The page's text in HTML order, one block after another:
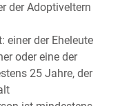
der Adoptiveltern
einer der Eheleute
oder eine der
25 Jahre, der